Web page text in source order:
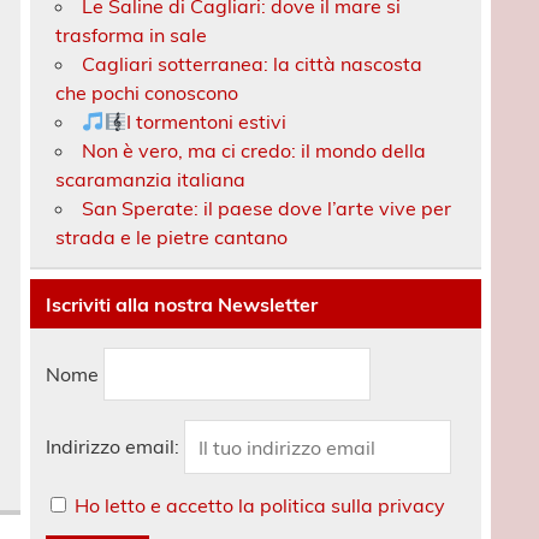
Le Saline di Cagliari: dove il mare si
trasforma in sale
Cagliari sotterranea: la città nascosta
che pochi conoscono
I tormentoni estivi
Non è vero, ma ci credo: il mondo della
scaramanzia italiana
San Sperate: il paese dove l’arte vive per
strada e le pietre cantano
Iscriviti alla nostra Newsletter
Nome
Indirizzo email:
Ho letto e accetto la politica sulla privacy